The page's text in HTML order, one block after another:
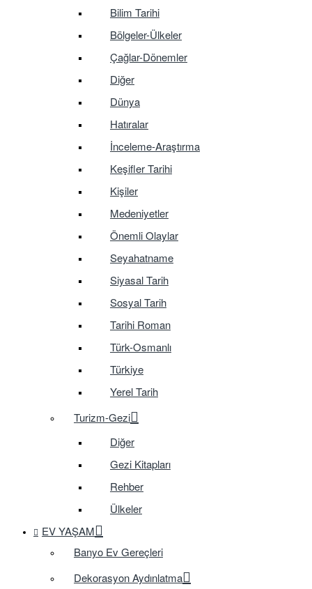
Bilim Tarihi
Bölgeler-Ülkeler
Çağlar-Dönemler
Diğer
Dünya
Hatıralar
İnceleme-Araştırma
Keşifler Tarihi
Kişiler
Medeniyetler
Önemli Olaylar
Seyahatname
Siyasal Tarih
Sosyal Tarih
Tarihi Roman
Türk-Osmanlı
Türkiye
Yerel Tarih
Turizm-Gezi
Diğer
Gezi Kitapları
Rehber
Ülkeler
EV YAŞAM
Banyo Ev Gereçleri
Dekorasyon Aydınlatma